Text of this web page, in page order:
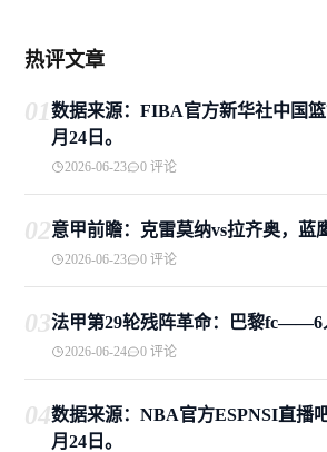
热评文章
01数据来源：FIBA官方新华社中国
月24日。
2026-06-23 0 评论
02意甲前瞻：克雷莫纳vs拉齐奥，蓝
2026-06-23 0 评论
03法甲第29轮残阵革命：巴黎fc——6
2026-06-24 0 评论
04数据来源：NBA官方ESPNSI直播
月24日。